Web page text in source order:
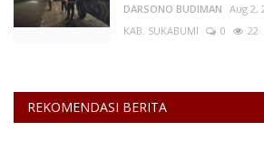
DARSONO BUDIMAN Aug 2,
KAB. SUKABUMI
0 22
REKOMENDASI BERITA